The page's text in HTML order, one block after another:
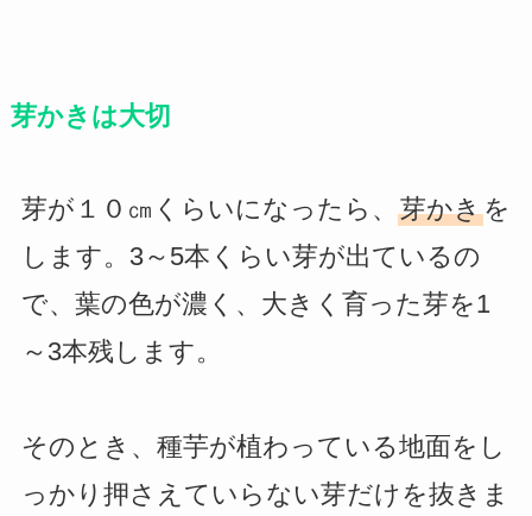
芽かきは大切
芽が１０㎝くらいになったら、 芽かきを
します。3～5本くらい芽が出ているの
で、葉の色が濃く、大きく育った芽を1
～3本残します。
そのとき、種芋が植わっている地面をし
っかり押さえていらない芽だけを抜きま